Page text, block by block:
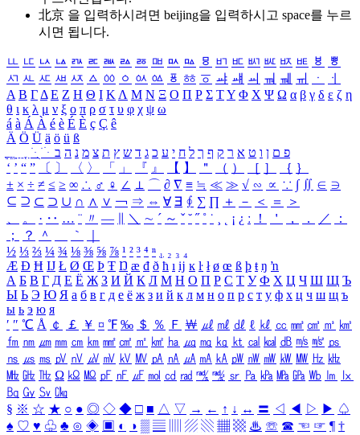
北京 을 입력하시려면 beijing을 입력하시고 space를 누르
시면 됩니다.
ㅥ ㅦ ㅧ ㅨ ㅩ ㅪ ㅫ ㅬ ㅭ ㅮ ㅯ ㅰ ㅱ ㅲ ㅳ ㅴ ㅵ ㅶ ㅷ ㅸ
ㅹ
ㅺ ㅻ ㅼ ㅽ ㅾ ㅿ ㆀ ㆁ ㆂ ㆃ ㆄ ㆅ ㆆ ㆇ ㆈ ㆉ ㆊ ㆋ ㆌ ㆍ
ㆎ
Α Β ΓΔ Ε Ζ Η Θ Ι ΚΛ Μ Ν Ξ Ο Π Ρ Σ ΤΥ Φ Χ Ψ Ω α β γ δ ε ζ η
θ ι κ λ μ ν ξ ο π ρ σ τ υ φ χ ψ ω
á à Á À é è É È ç Ç ê
Ä Ö Ü ä ö ü ß
ִֶֹ ֻּ ׁׂ פ ם ן ו ט א ר ק ף ך ל ח י ע כ ג ד ש ץ ת צ מ נ ה ב
‘ ’ “ ” 〔 〕 〈 〉 「 」 『 』 【 】 ＂ （ ） ［ ］ ｛ ｝
± × ÷ ≠ ≤ ≥ ∞ ∴ ♂ ♀ ∠ ⊥ ⌒ ∂ ∇ ≡ ≒ ≪ ≫ √ ∽ ∝ ∵ ∫ ∬ ∈ ∋
⊆ ⊇ ⊂ ⊃ ∪ ∩ ∧ ∨ ￢ ⇒ ⇔ ∀ ∃ ∮ ∑ ∏ ＋ － ＜ ＝
＞
、
。 · ‥ … ¨ 〃 ― ＼ ∼ ´ ～ ˇ ˘ ˝ ˚ ˙ ¸ ¡ ¿ ː ！ ＇ ， ． ／
：
；
？ ＾ ｀
½ ⅓ ⅔ ¼ ¾ ⅛ ⅜ ⅝ ⅞ ¹ ² ³ ⁴ ⁿ ₁ ₂ ₃ ₄
Æ Ð Ħ Ĳ Ł Ø Œ Þ Ŧ Ŋ æ đ ð ħ ı ĳ ĸ ŀ ł ø œ ß þ ŧ ŋ ŉ
А Б В Г Д Е Ё Ж З И Й К Л М Н О П Р С Т У Ф Х Ц Ч Ш Щ Ъ
Ы Ь Э Ю Я а б в г д е ё ж з и й к л м н о п р с т у ф х ц ч ш щ ъ
ы ь э ю я
′ ″ ℃ Å ￠ ￡ ￥ ¤ ℉ ‰ ＄ ％ Ｆ ￦ ㎕ ㎖ ㎗ ℓ ㎘ ㏄ ㎣ ㎤ ㎥ ㎦
㎙ ㎚ ㎛ ㎜ ㎝ ㎞ ㎟ ㎠ ㎡ ㎢ ㏊ ㎍ ㎎ ㎏ ㏏ ㎈ ㎉ ㏈ ㎧ ㎨ ㎰
㎱ ㎲ ㎳ ㎴ ㎵ ㎶ ㎷ ㎸ ㎹ ㎀ ㎁ ㎂ ㎃ ㎄ ㎺ ㎻ ㎽ ㎾ ㎿ ㎐ ㎑
㎒ ㎓ ㎔ Ω ㏀ ㏁ ㎊ ㎋ ㎌ ㏖ ㏅ ㎭ ㎮ ㎯ ㏛ ㎩ ㎪ ㎫ ㎬ ㏝ ㏐
㏓
㏃ ㏉ ㏜ ㏆
§ ※ ☆ ★ ○ ● ◎ ◇ ◆ □ ■ △ ▽ → ← ↑ ↓ ↔ 〓 ◁ ◀ ▷ ▶ ♤
♠ ♡ ♥ ♧ ♣ ⊙ ◈ ▣ ◐ ◑ ▒ ▤ ▨ ▧ ▦ ▩ ♨ ☏ ☎ ☜ ☞ ¶ †